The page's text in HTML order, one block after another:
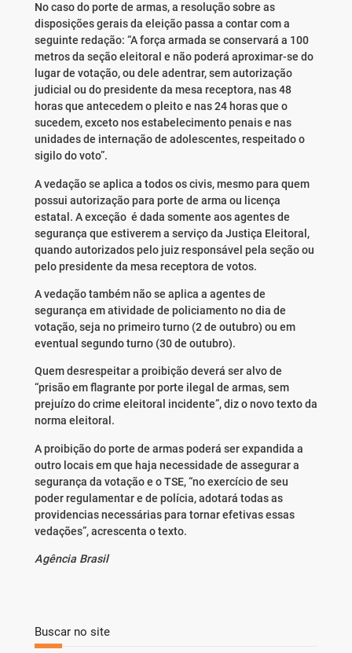
No caso do porte de armas, a resolução sobre as
disposições gerais da eleição passa a contar com a
seguinte redação: “A força armada se conservará a 100
metros da seção eleitoral e não poderá aproximar-se do
lugar de votação, ou dele adentrar, sem autorização
judicial ou do presidente da mesa receptora, nas 48
horas que antecedem o pleito e nas 24 horas que o
sucedem, exceto nos estabelecimento penais e nas
unidades de internação de adolescentes, respeitado o
sigilo do voto”.
A vedação se aplica a todos os civis, mesmo para quem
possui autorização para porte de arma ou licença
estatal. A exceção é dada somente aos agentes de
segurança que estiverem a serviço da Justiça Eleitoral,
quando autorizados pelo juiz responsável pela seção ou
pelo presidente da mesa receptora de votos.
A vedação também não se aplica a agentes de
segurança em atividade de policiamento no dia de
votação, seja no primeiro turno (2 de outubro) ou em
eventual segundo turno (30 de outubro).
Quem desrespeitar a proibição deverá ser alvo de
“prisão em flagrante por porte ilegal de armas, sem
prejuízo do crime eleitoral incidente”, diz o novo texto da
norma eleitoral.
A proibição do porte de armas poderá ser expandida a
outro locais em que haja necessidade de assegurar a
segurança da votação e o TSE, “no exercício de seu
poder regulamentar e de polícia, adotará todas as
providencias necessárias para tornar efetivas essas
vedações”, acrescenta o texto.
Agência Brasil
Buscar no site